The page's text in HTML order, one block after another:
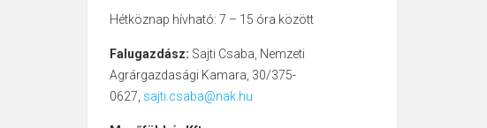
Hétköznap hívható: 7 – 15 óra között
Falugazdász: Sajti Csaba, Nemzeti
Agrárgazdasági Kamara, 30/375-
0627, sajti.csaba@nak.hu